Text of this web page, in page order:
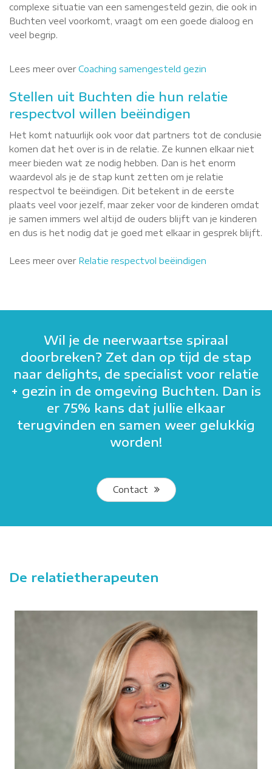
complexe situatie van een samengesteld gezin, die ook in
Buchten veel voorkomt, vraagt om een goede dialoog en
veel begrip.
Lees meer overCoaching samengesteld gezin
Stellen uit Buchten die hun relatie
respectvol willen beëindigen
Het komt natuurlijk ook voor dat partners tot de conclusie
komen dat het over is in de relatie. Ze kunnen elkaar niet
meer bieden wat ze nodig hebben. Dan is het enorm
waardevol als je de stap kunt zetten om je relatie
respectvol te beëindigen. Dit betekent in de eerste
plaats veel voor jezelf, maar zeker voor de kinderen omdat
je samen immers wel altijd de ouders blijft van je kinderen
en dus is het nodig dat je goed met elkaar in gesprek blijft.
Lees meer over Relatie respectvol beëindigen
Wil je de neerwaartse spiraal
doorbreken? Zet dan op tijd de stap
naar delights, de specialist voor relatie
+ gezin in de omgeving Buchten. Dan is
er 75% kans dat jullie elkaar
terugvinden en samen weer gelukkig
worden!
Contact
De relatietherapeuten